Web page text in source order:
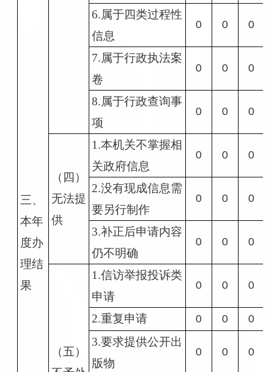
三、
本年
度办
理结
果
6.属于四类过程性
信息
0 0 0
7.属于行政执法案
卷
0 0 0
8.属于行政查询事
项
0 0 0
（四）
无法提
供
1.本机关不掌握相
关政府信息
0 0 0
2.没有现成信息需
要另行制作
0 0 0
3.补正后申请内容
仍不明确
0 0 0
（五）
1.信访举报投诉类
申请
0 0 0
2.重复申请 0 0 0
3.要求提供公开出
版物
0 0 0